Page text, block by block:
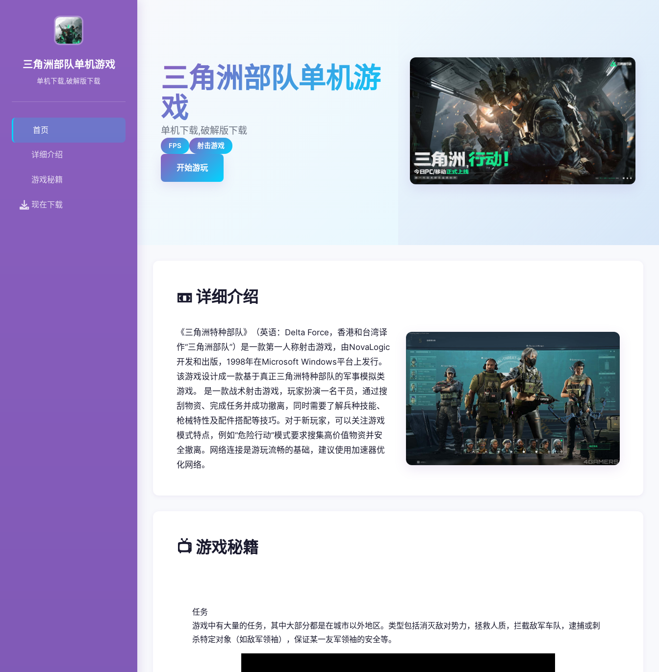
三角洲部队单机游戏
单机下载,破解版下载
首页
详细介绍
游戏秘籍
现在下载
三角洲部队单机游
戏
单机下载,破解版下载
FPS 射击游戏
开始游玩
📼 详细介绍
《三角洲特种部队》（英语：Delta Force，香港和台湾译
作“三角洲部队”）是一款第一人称射击游戏，由NovaLogic
开发和出版，1998年在Microsoft Windows平台上发行。
该游戏设计成一款基于真正三角洲特种部队的军事模拟类
游戏。 是一款战术射击游戏，玩家扮演一名干员，通过搜
刮物资、完成任务并成功撤离，同时需要了解兵种技能、
枪械特性及配件搭配等技巧。对于新玩家，可以关注游戏
模式特点，例如“危险行动”模式要求搜集高价值物资并安
全撤离。网络连接是游玩流畅的基础，建议使用加速器优
化网络。
📺 游戏秘籍
任务
游戏中有大量的任务，其中大部分都是在城市以外地区。类型包括消灭敌对势力，拯救人质，拦截敌军车队，逮捕或刺
杀特定对象（如敌军领袖），保证某一友军领袖的安全等。